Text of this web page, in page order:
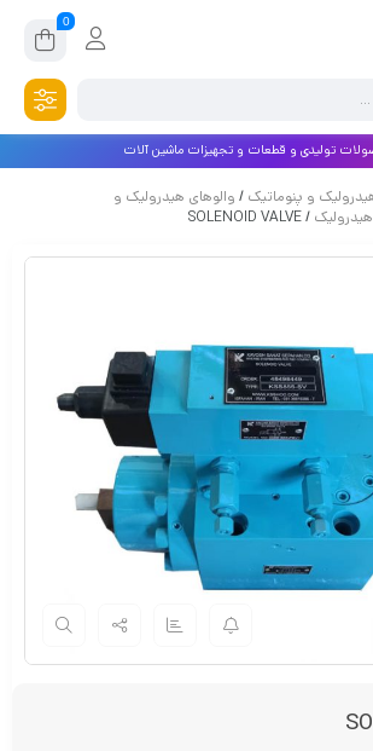
0
تولیدی و قطعات و تجهیزات ماشین آلات
و پنوماتیک / والوهای هیدرولیک و
/ SOLENOID VALVE